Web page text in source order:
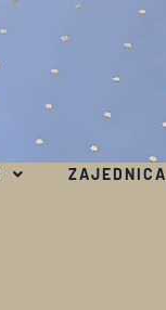
ZAJEDNICA